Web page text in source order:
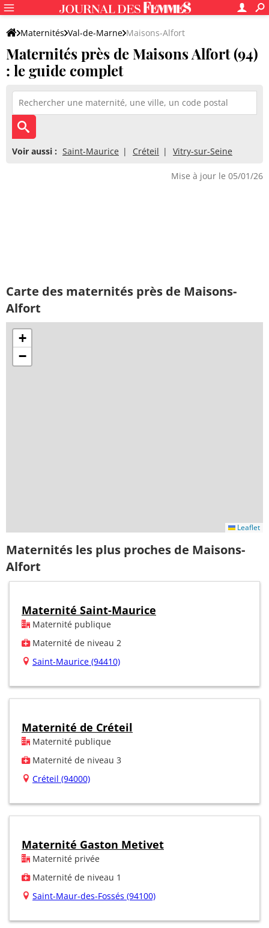
Maternités Val-de-Marne Maisons-Alfort
Maternités près de Maisons Alfort (94)
: le guide complet
Voir aussi : Saint-Maurice Créteil Vitry-sur-Seine
Mise à jour le 05/01/26
Carte des maternités près de Maisons-
Alfort
+
−
Leaflet
Maternités les plus proches de Maisons-
Alfort
Maternité Saint-Maurice
Maternité publique
Maternité de niveau 2
Saint-Maurice (94410)
Maternité de Créteil
Maternité publique
Maternité de niveau 3
Créteil (94000)
Maternité Gaston Metivet
Maternité privée
Maternité de niveau 1
Saint-Maur-des-Fossés (94100)